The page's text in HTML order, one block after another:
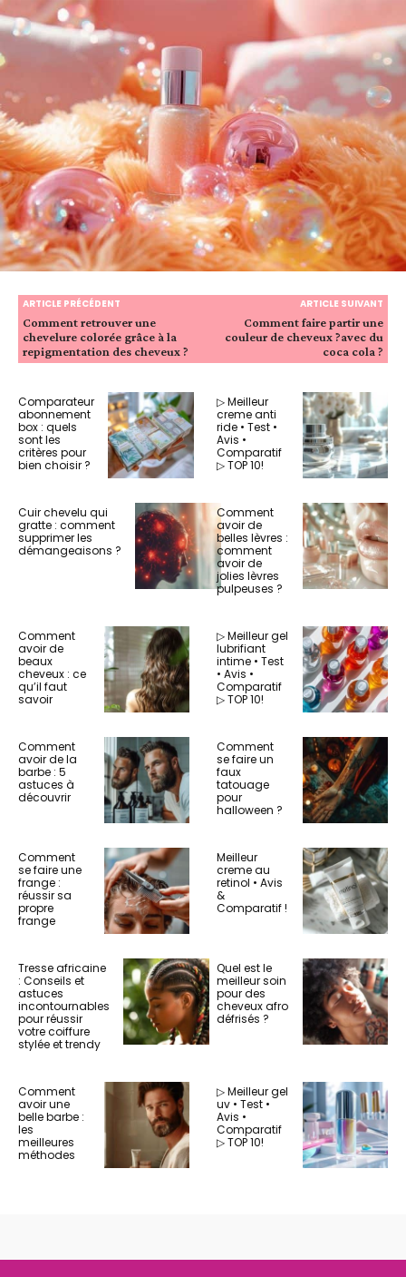
ARTICLE PRÉCÉDENT
Comment retrouver une
chevelure colorée grâce à la
repigmentation des cheveux ?
ARTICLE SUIVANT
Comment faire partir une
couleur de cheveux ?avec du
coca cola ?
Comparateur
abonnement
box : quels
sont les
critères pour
bien choisir ?
▷ Meilleur
creme anti
ride • Test •
Avis •
Comparatif
▷ TOP 10!
Cuir chevelu qui
gratte : comment
supprimer les
démangeaisons ?
Comment
avoir de
belles lèvres :
comment
avoir de
jolies lèvres
pulpeuses ?
Comment
avoir de
beaux
cheveux : ce
qu’il faut
savoir
▷ Meilleur gel
lubrifiant
intime • Test
• Avis •
Comparatif
▷ TOP 10!
Comment
avoir de la
barbe : 5
astuces à
découvrir
Comment
se faire un
faux
tatouage
pour
halloween ?
Comment
se faire une
frange :
réussir sa
propre
frange
Meilleur
creme au
retinol • Avis
&
Comparatif !
Tresse africaine
: Conseils et
astuces
incontournables
pour réussir
votre coiffure
stylée et trendy
Quel est le
meilleur soin
pour des
cheveux afro
défrisés ?
Comment
avoir une
belle barbe :
les
meilleures
méthodes
▷ Meilleur gel
uv • Test •
Avis •
Comparatif
▷ TOP 10!